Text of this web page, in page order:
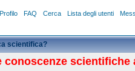
Profilo FAQ Cerca Lista degli utenti
scientifica?
conoscenze scientifiche